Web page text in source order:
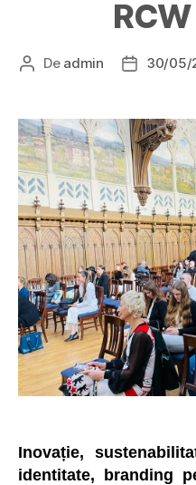
De admin 30/05/
Inovație,
identitate, branding